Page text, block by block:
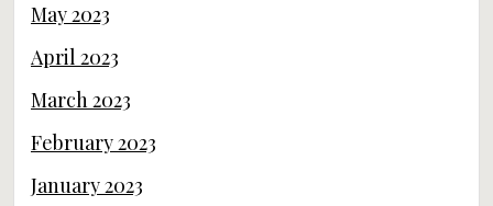
May 2023
April 2023
March 2023
February 2023
January 2023